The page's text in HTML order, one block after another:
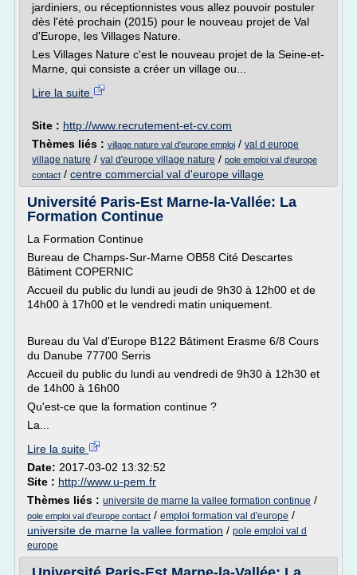
jardiniers, ou réceptionnistes vous allez pouvoir postuler
dès l'été prochain (2015) pour le nouveau projet de Val
d'Europe, les Villages Nature.
Les Villages Nature c'est le nouveau projet de la Seine-et-
Marne, qui consiste a créer un village ou...
Lire la suite
Site : http://www.recrutement-et-cv.com
Thèmes liés : village nature val d'europe emploi / val d europe
village nature / val d'europe village nature / pole emploi val d'europe
contact / centre commercial val d'europe village
Université Paris-Est Marne-la-Vallée: La
Formation Continue
La Formation Continue
Bureau de Champs-Sur-Marne OB58 Cité Descartes
Bâtiment COPERNIC
Accueil du public du lundi au jeudi de 9h30 à 12h00 et de
14h00 à 17h00 et le vendredi matin uniquement.
Bureau du Val d'Europe B122 Bâtiment Erasme 6/8 Cours
du Danube 77700 Serris
Accueil du public du lundi au vendredi de 9h30 à 12h30 et
de 14h00 à 16h00
Qu'est-ce que la formation continue ?
La...
Lire la suite
Date: 2017-03-02 13:32:52
Site : http://www.u-pem.fr
Thèmes liés : universite de marne la vallee formation continue /
pole emploi val d'europe contact / emploi formation val d'europe /
universite de marne la vallee formation / pole emploi val d
europe